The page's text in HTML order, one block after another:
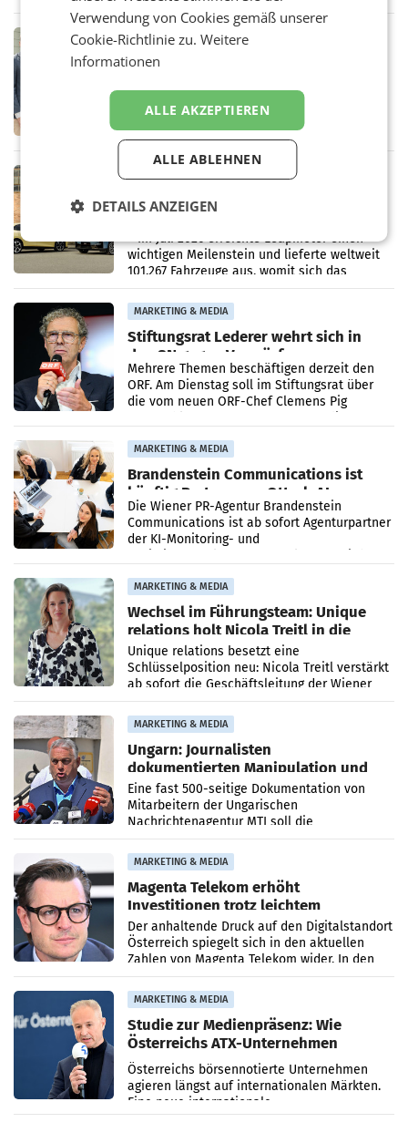
Oberösterreich. Die beiden Standorte liegen
in Haag sowie im rund
RETAIL
Alles bereit für den Wechsel: Jürgen
WIENER NEUDORF. – Die geplante
Zusammenarbeit zwischen Adeg und dem
Vorarlberger Kaufmann Jürgen Albrecht ist
kartellrechtlich freigegeben: Die
Bundeswettbewerbsbehörde und der
Rekordergebnis im Juli: Leapmotor
verdoppelt Auslieferungen und
– Im Juli 2026 erreichte Leapmotor einen
wichtigen Meilenstein und lieferte weltweit
101.267 Fahrzeuge aus, womit sich das
Ergebnis gegenüber Juli 2025 mehr als
verdoppelte (+102
MARKETING & MEDIA
Stiftungsrat Lederer wehrt sich in
den SN gegen Vorwürfe
Mehrere Themen beschäftigen derzeit den
ORF. Am Dienstag soll im Stiftungsrat über
die vom neuen ORF-Chef Clemens Pig
MARKETING & MEDIA
Brandenstein Communications ist
künftig Partner von OtterlyAI
Die Wiener PR-Agentur Brandenstein
Communications ist ab sofort Agenturpartner
der KI-Monitoring- und
MARKETING & MEDIA
Wechsel im Führungsteam: Unique
relations holt Nicola Treitl in die
Geschäftsleitung
Unique relations besetzt eine
Schlüsselposition neu: Nicola Treitl verstärkt
ab sofort die Geschäftsleitung der Wiener
PR-Agentur an der Seite von Josef Kalina und
Anna Kalina-Mahr.
MARKETING & MEDIA
Ungarn: Journalisten
dokumentierten Manipulation und
Zensur
Eine fast 500-seitige Dokumentation von
Mitarbeitern der Ungarischen
Nachrichtenagentur MTI soll die
systematische Nachrichten-Manipulation und
Zensur bei der Agentur während der Zeit
MARKETING & MEDIA
Magenta Telekom erhöht
Investitionen trotz leichtem
Umsatzrückgang
Der anhaltende Druck auf den Digitalstandort
Österreich spiegelt sich in den aktuellen
Zahlen von Magenta Telekom wider. In den
ersten sechs Monaten des laufenden Jahres
verzeichnete
MARKETING & MEDIA
Studie zur Medienpräsenz: Wie
Österreichs ATX-Unternehmen
international wahrgenommen
werden
Österreichs börsennotierte Unternehmen
agieren längst auf internationalen Märkten.
Eine neue internationale
Medienresonanzanalyse untersucht die
Verwendung von Cookies gemäß unserer
Cookie-Richtlinie zu.Weitere
Informationen
ALLE AKZEPTIEREN
ALLE ABLEHNEN
DETAILS ANZEIGEN